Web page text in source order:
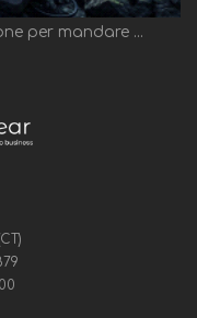
per mandare ...